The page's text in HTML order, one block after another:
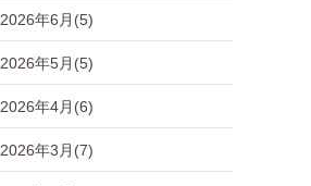
2026年6月(5)
2026年5月(5)
2026年4月(6)
2026年3月(7)